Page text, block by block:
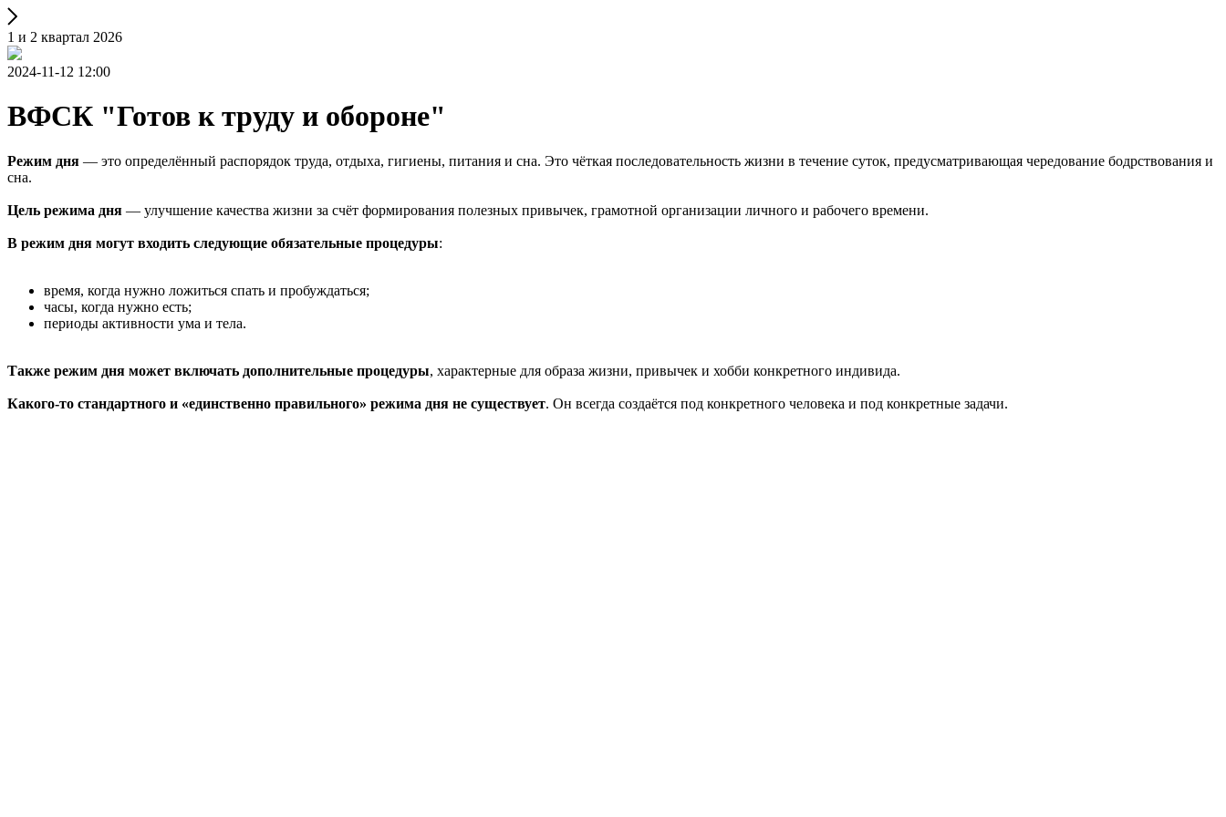
1 и 2 квартал 2026
2024-11-12 12:00
ВФСК "Готов к труду и обороне"
Режим дня — это определённый распорядок труда, отдыха, гигиены, питания и сна. Это чёткая последовательность жизни в течение суток, предусматривающая чередование бодрствования и
сна.
Цель режима дня — улучшение качества жизни за счёт формирования полезных привычек, грамотной организации личного и рабочего времени.
В режим дня могут входить следующие обязательные процедуры:
время, когда нужно ложиться спать и пробуждаться;
часы, когда нужно есть;
периоды активности ума и тела.
Также режим дня может включать дополнительные процедуры, характерные для образа жизни, привычек и хобби конкретного индивида.
Какого-то стандартного и «единственно правильного» режима дня не существует. Он всегда создаётся под конкретного человека и под конкретные задачи.